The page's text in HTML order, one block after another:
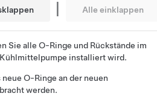
| Alle einklappen
Sie alle O-Ringe und Rückstände im
installiert wird.
O-Ringe an der neuen
werden.